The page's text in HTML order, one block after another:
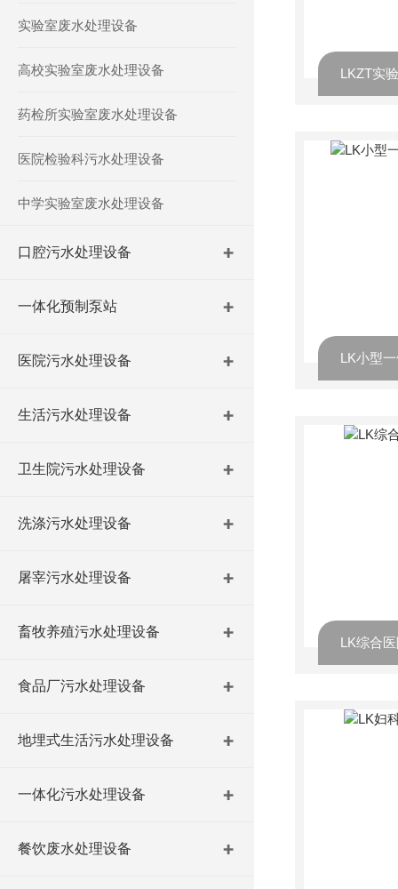
实验室废水处理设备
高校实验室废水处理设备
药检所实验室废水处理设备
医院检验科污水处理设备
中学实验室废水处理设备
口腔污水处理设备
一体化预制泵站
医院污水处理设备
生活污水处理设备
卫生院污水处理设备
洗涤污水处理设备
屠宰污水处理设备
畜牧养殖污水处理设备
食品厂污水处理设备
地埋式生活污水处理设备
一体化污水处理设备
餐饮废水处理设备
LK综合